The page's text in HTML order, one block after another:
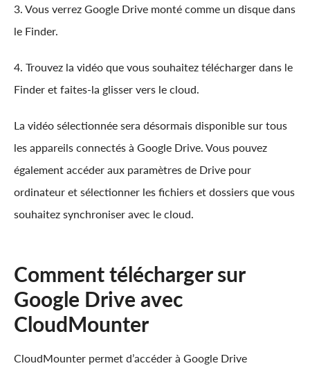
3. Vous verrez Google Drive monté comme un disque dans
le Finder.
4. Trouvez la vidéo que vous souhaitez télécharger dans le
Finder et faites-la glisser vers le cloud.
La vidéo sélectionnée sera désormais disponible sur tous
les appareils connectés à Google Drive. Vous pouvez
également accéder aux paramètres de Drive pour
ordinateur et sélectionner les fichiers et dossiers que vous
souhaitez synchroniser avec le cloud.
Comment télécharger sur
Google Drive avec
CloudMounter
CloudMounter permet d’accéder à Google Drive